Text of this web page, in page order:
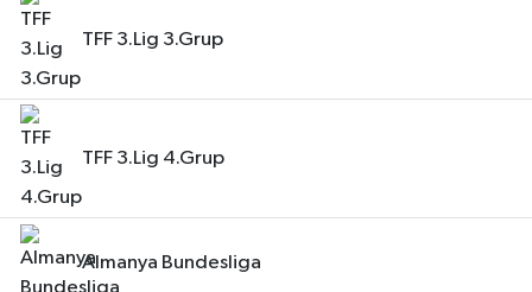
TFF 3.Lig 3.Grup
TFF 3.Lig 4.Grup
Almanya Bundesliga